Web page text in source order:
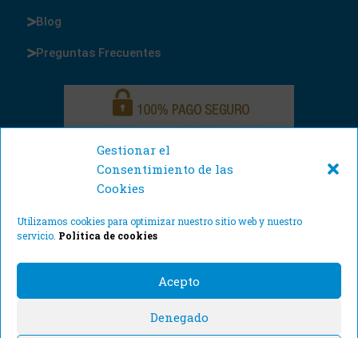
Gestionar el
Consentimiento de las
Cookies
Utilizamos cookies para optimizar nuestro sitio web y nuestro
servicio. Política de cookies
Acepto
Denegado
Blog
Preguntas Frecuentes